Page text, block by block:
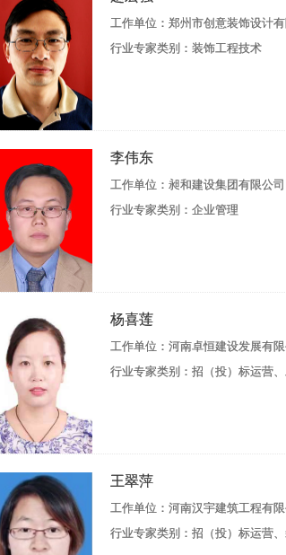
工作单位：郑州市创意装饰设计有
行业专家类别：装饰工程技术
李伟东
工作单位：昶和建设集团有限公司
行业专家类别：企业管理
杨喜莲
工作单位：河南卓恒建设发展有限
行业专家类别：招（投）标运营
王翠萍
工作单位：河南汉宇建筑工程有限
行业专家类别：招（投）标运营